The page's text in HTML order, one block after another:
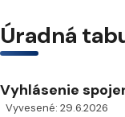
Úradná
Vyhlásenie
Vyvesené: 29.6.2026